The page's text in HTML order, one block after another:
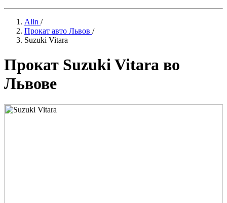
Alin /
Прокат авто Львов /
Suzuki Vitara
Прокат Suzuki Vitara во
Львове